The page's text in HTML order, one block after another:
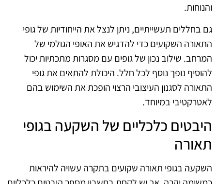
והנוחות.
גם בחללים תעשייתיים, ניתן לנצל את הייחודיות של גופי
התאורה השקועים כדי להדגיש את האופי הגולמי של
המרחב. שילוב נכון של גופים עם מסגרות מתכתיות יכול
להוסיף נופך נוסף לכל חלל. היכולת להתאים את גופי
התאורה לסגנון העיצובי הרצוי הופכת את השימוש בהם
לאטרקטיבי במיוחד.
היבטים כלכליים של השקעה בגופי
תאורה
השקעה בגופי תאורה שקועים בתקרה עשויה להיראות